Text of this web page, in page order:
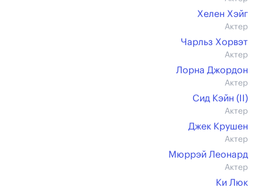
Хелен Хэйг
Актер
Чарльз Хорвэт
Актер
Лорна Джордон
Актер
Сид Кэйн (II)
Актер
Джек Крушен
Актер
Мюррэй Леонард
Актер
Ки Люк